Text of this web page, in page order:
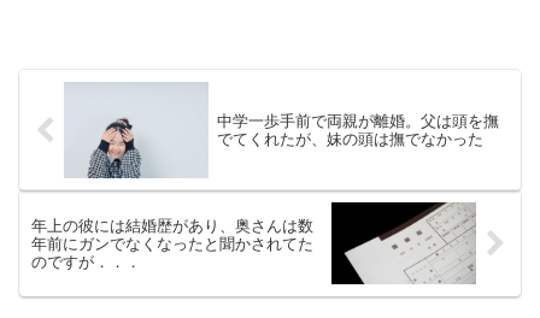
中学一歩手前で両親が離婚。父は頭を撫
でてくれたが、妹の頭は撫でなかった
年上の彼には結婚歴があり、奥さんは数
年前にガンでなくなったと聞かされてた
のですが．．．